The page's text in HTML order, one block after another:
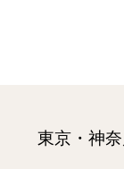
東京・神